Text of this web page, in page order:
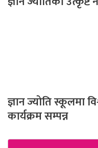
ज्ञान ज्योति स्कूलमा
कार्यक्रम सम्पन्न